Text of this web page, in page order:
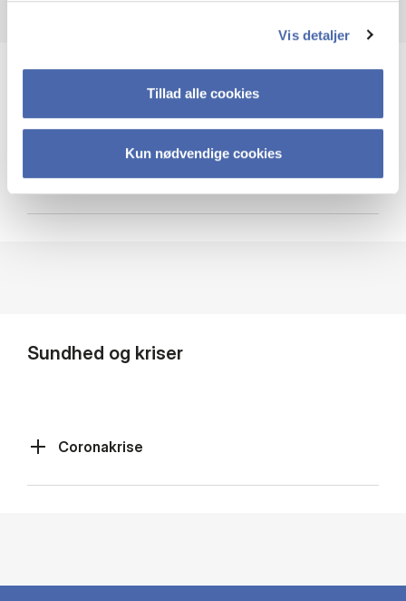
Vis detaljer
Tillad alle cookies
Kun nødvendige cookies
Cybersikkerhed
Sundhed og kriser
Coronakrise